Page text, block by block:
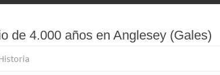
de 4.000 años en Anglesey (Gales)